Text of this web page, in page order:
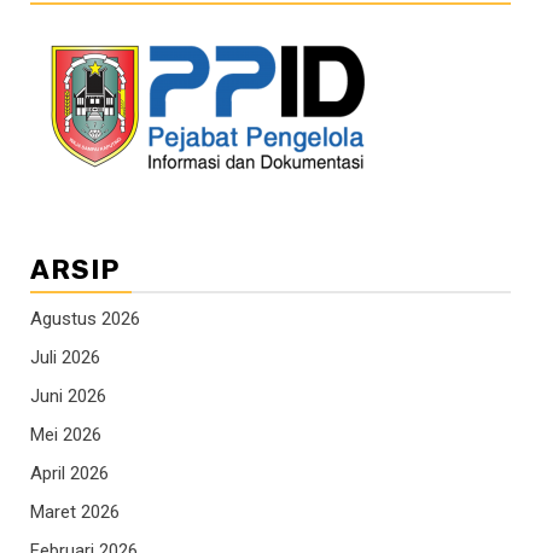
ARSIP
Agustus 2026
Juli 2026
Juni 2026
Mei 2026
April 2026
Maret 2026